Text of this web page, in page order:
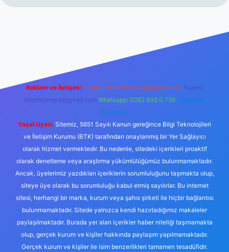
Reklam ve İletişim: E-mail: backlinkpaneli@gmail.com Teams:
forumhizmeti@gmail.com Whatsapp: 0262 606 0 726 Telegram:
@karabul
Yasal Uyarı: Sitemiz, 5651 Sayılı Kanun gereğince Bilgi Teknolojileri
ve İletişim Kurumu (BTK) tarafından onaylanmış bir Yer Sağlayıcı
olarak hizmet vermektedir. Bu nedenle, sitedeki içerikleri proaktif
olarak denetleme veya araştırma yükümlülüğümüz bulunmamaktadır.
Ancak, üyelerimiz yazdıkları içeriklerin sorumluluğunu taşımakta olup,
siteye üye olarak bu sorumluluğu kabul etmiş sayılırlar. Bu internet
sitesi, herhangi bir marka, kurum veya şahıs şirketi ile hiçbir bağlantısı
bulunmamaktadır. Sitede yalnızca kendi hazırladığımız makaleler
paylaşılmaktadır. Burada yer alan içerikler haber niteliği taşımamakta
olup, gerçek kurum ve kişiler hakkında paylaşım yapılmamaktadır.
Gerçek kurum ve kişiler ile isim benzerlikleri tamamen tesadüfidir.